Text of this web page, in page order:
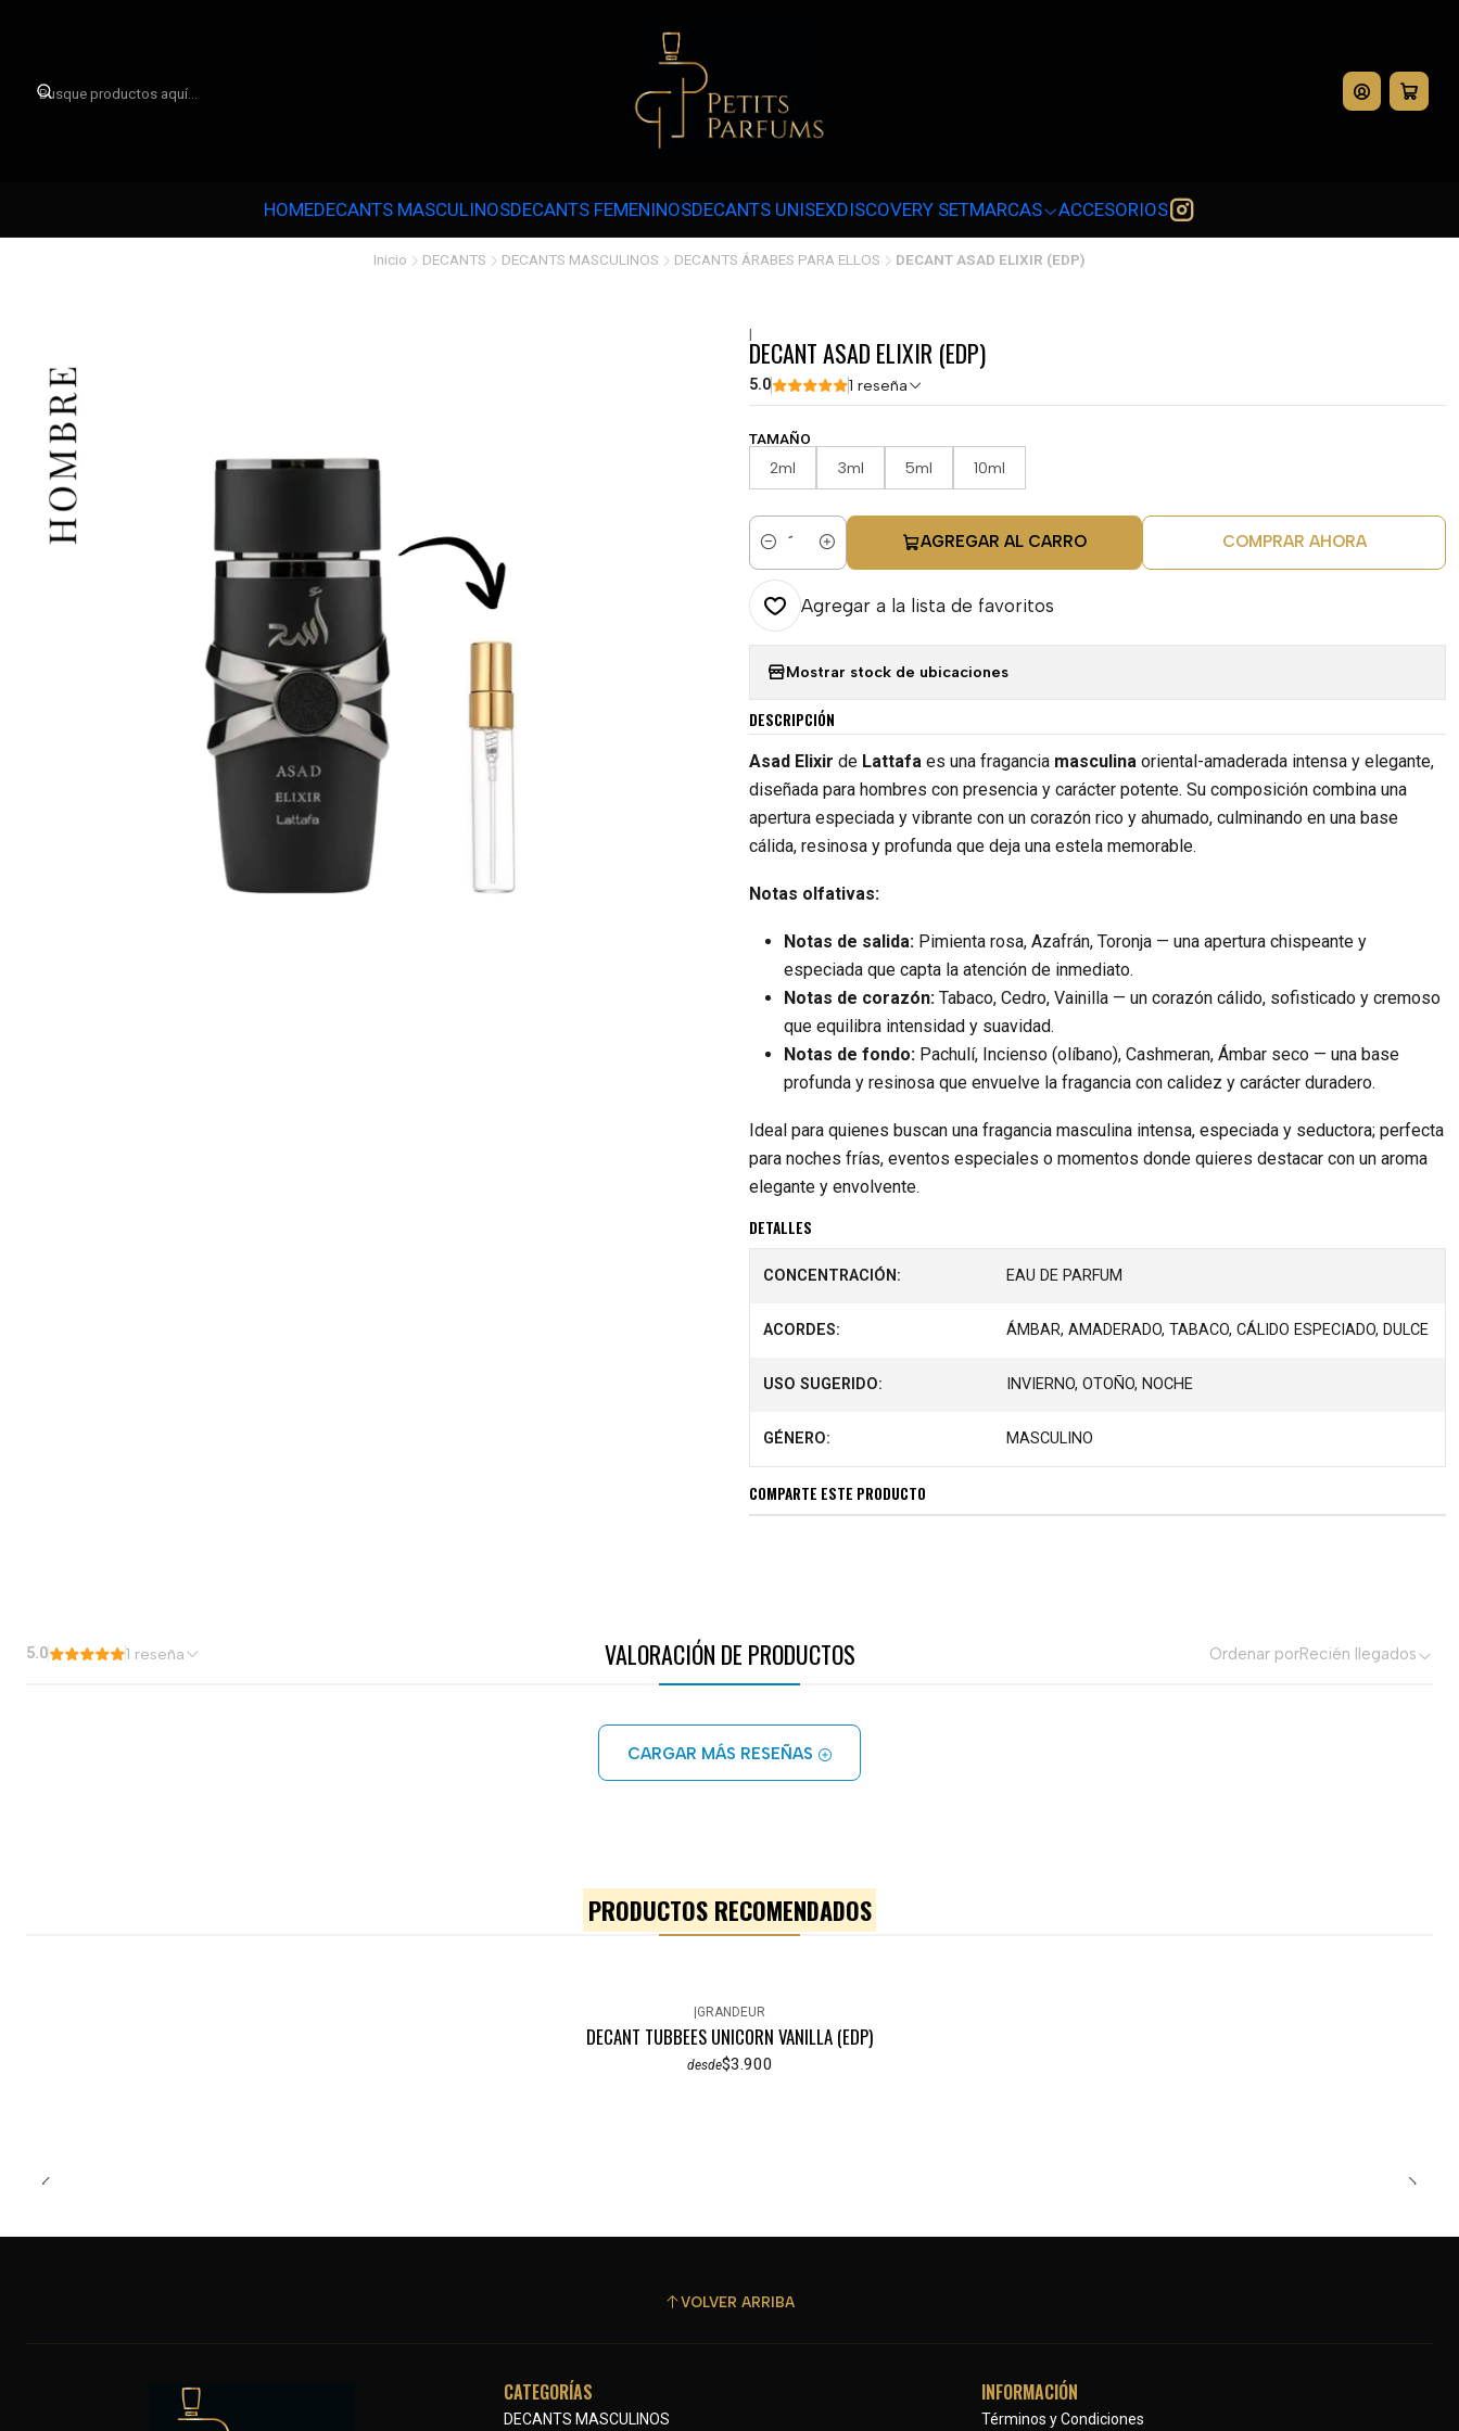
HOMEDECANTS MASCULINOSDECANTS FEMENINOSDECANTS UNISEXDISCOVERY SETMARCAS ACCESORIOS
Inicio DECANTS DECANTS MASCULINOS DECANTS ÁRABES PARA ELLOS DECANT ASAD ELIXIR (EDP)
|
DECANT ASAD ELIXIR (EDP)
5.0 1 reseña
TAMAÑO
2ml 3ml 5ml 10ml
Cantidad
AGREGAR AL CARRO COMPRAR AHORA
Agregar a la lista de favoritos
Mostrar stock de ubicaciones
DESCRIPCIÓN
Asad Elixir de Lattafa es una fragancia masculina oriental-amaderada intensa y elegante,
diseñada para hombres con presencia y carácter potente. Su composición combina una
apertura especiada y vibrante con un corazón rico y ahumado, culminando en una base
cálida, resinosa y profunda que deja una estela memorable.
Notas olfativas:
Notas de salida: Pimienta rosa, Azafrán, Toronja — una apertura chispeante y
especiada que capta la atención de inmediato.
Notas de corazón: Tabaco, Cedro, Vainilla — un corazón cálido, sofisticado y cremoso
que equilibra intensidad y suavidad.
Notas de fondo: Pachulí, Incienso (olíbano), Cashmeran, Ámbar seco — una base
profunda y resinosa que envuelve la fragancia con calidez y carácter duradero.
Ideal para quienes buscan una fragancia masculina intensa, especiada y seductora; perfecta
para noches frías, eventos especiales o momentos donde quieres destacar con un aroma
elegante y envolvente.
DETALLES
CONCENTRACIÓN: EAU DE PARFUM
ACORDES: ÁMBAR, AMADERADO, TABACO, CÁLIDO ESPECIADO, DULCE
USO SUGERIDO: INVIERNO, OTOÑO, NOCHE
GÉNERO: MASCULINO
COMPARTE ESTE PRODUCTO
VALORACIÓN DE PRODUCTOS
5.0 1 reseña Ordenar porRecién llegados
CARGAR MÁS RESEÑAS
PRODUCTOS RECOMENDADOS
|GRANDEUR
DECANT TUBBEES UNICORN VANILLA (EDP)
desde$3.900
VOLVER ARRIBA
CATEGORÍAS
DECANTS MASCULINOS
INFORMACIÓN
Términos y Condiciones